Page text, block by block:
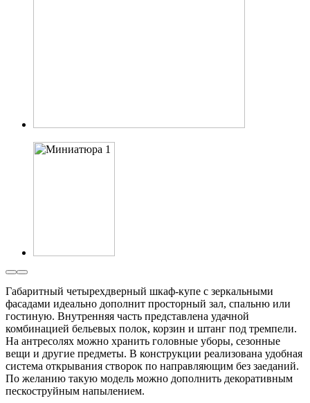
Габаритный четырехдверный шкаф-купе с зеркальными
фасадами идеально дополнит просторный зал, спальню или
гостиную. Внутренняя часть представлена удачной
комбинацией бельевых полок, корзин и штанг под тремпели.
На антресолях можно хранить головные уборы, сезонные
вещи и другие предметы. В конструкции реализована удобная
система открывания створок по направляющим без заеданий.
По желанию такую модель можно дополнить декоративным
пескоструйным напылением.